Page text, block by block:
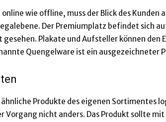
wie offline, muss der Blick des Kunden
Der Premiumplatz befindet sich
Plakate und Aufsteller können den
Quengelware ist ein ausgezeichneter
Produkte des eigenen Sortimentes
Vorgang nicht anders. Das Produkt sollte